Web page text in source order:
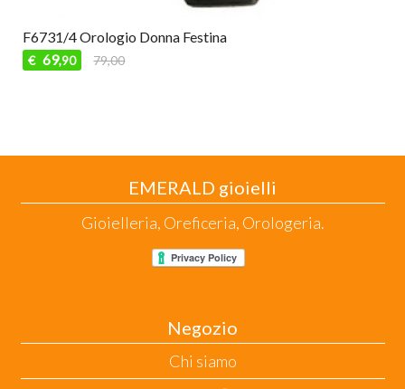
F6731/4 Orologio Donna Festina
€ 69,90 79,00
EMERALD gioielli
Gioielleria, Oreficeria, Orologeria.
Negozio
Chi siamo